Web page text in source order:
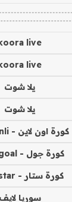
live
live
يلا شوت
يلا شوت
كورة اون لاين - kora onli
كورة جول - kora goal
كورة ستار - kora star
سوريا لايف